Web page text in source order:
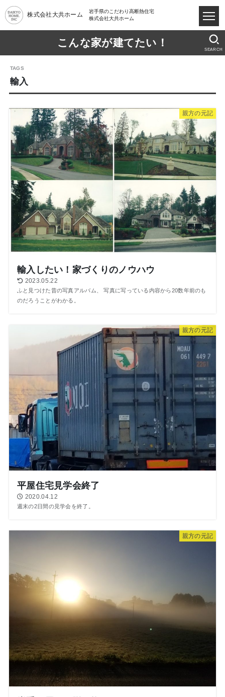
株式会社大共ホーム
岩手県のこだわり高断熱住宅
株式会社大共ホーム
こんな家が建てたい！
SEARCH
輸入
親方の元記
輸入したい！家づくりのノウハウ
2023.05.22
ふと見つけた昔の写真アルバム、 写真に写っている内容から20数年前のも
のだろうことがわかる。
親方の元記
平屋住宅見学会終了
2020.04.12
週末の2日間の見学会を終了。
親方の元記